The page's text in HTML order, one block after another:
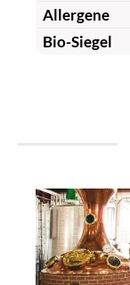
Allergene
Bio-Siegel